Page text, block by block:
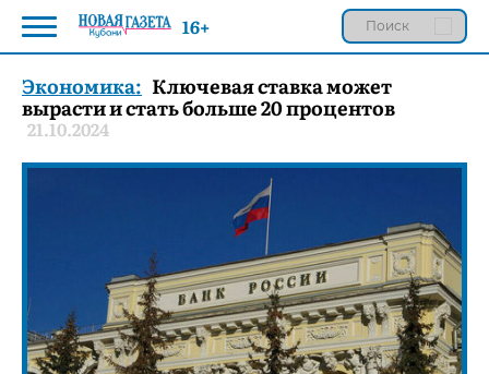
Экономика: Ключевая ставка может
вырасти и стать больше 20 процентов
21.10.2024
16+